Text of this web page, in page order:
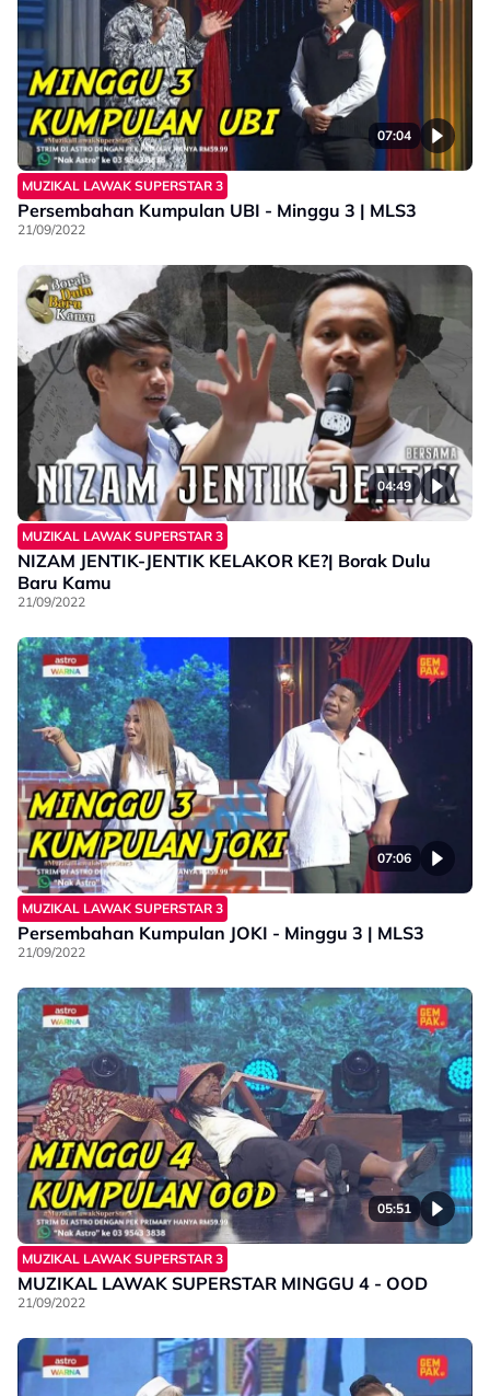
07:04
MUZIKAL LAWAK SUPERSTAR 3
Persembahan Kumpulan UBI - Minggu 3 | MLS3
21/09/2022
04:49
MUZIKAL LAWAK SUPERSTAR 3
NIZAM JENTIK-JENTIK KELAKOR KE?| Borak Dulu
Baru Kamu
21/09/2022
07:06
MUZIKAL LAWAK SUPERSTAR 3
Persembahan Kumpulan JOKI - Minggu 3 | MLS3
21/09/2022
05:51
MUZIKAL LAWAK SUPERSTAR 3
MUZIKAL LAWAK SUPERSTAR MINGGU 4 - OOD
21/09/2022